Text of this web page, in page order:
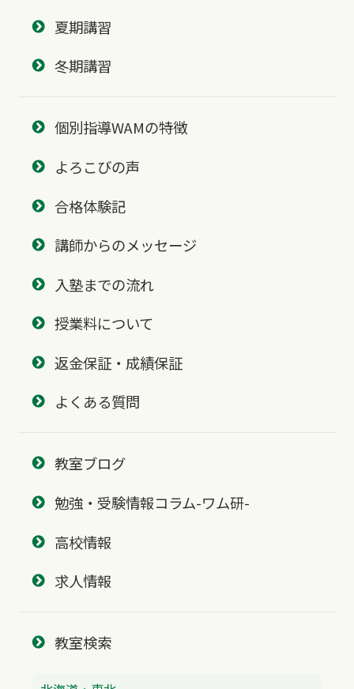
夏期講習
冬期講習
個別指導WAMの特徴
よろこびの声
合格体験記
講師からのメッセージ
入塾までの流れ
授業料について
返金保証・成績保証
よくある質問
教室ブログ
勉強・受験情報コラム-ワム研-
高校情報
求人情報
教室検索